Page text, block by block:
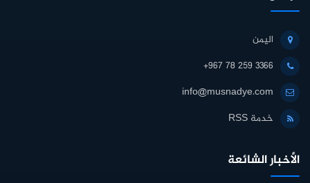
اليمن
+967 78 259 3366
info@musnadye.com
خدمة RSS
الأخبار الشائعة